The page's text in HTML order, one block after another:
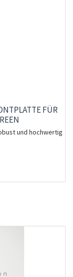
FÜR
und hochwertig